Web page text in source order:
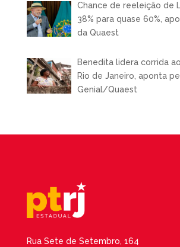
Chance de reeleição de
38% para quase 60%,
da Quaest
Benedita lidera corrida
Rio de Janeiro, aponta
Genial/Quaest
Rua Sete de Setembro, 164